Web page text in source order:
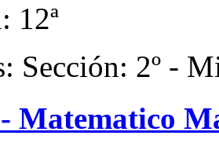
12ª
Sección: 2º -
Matematico